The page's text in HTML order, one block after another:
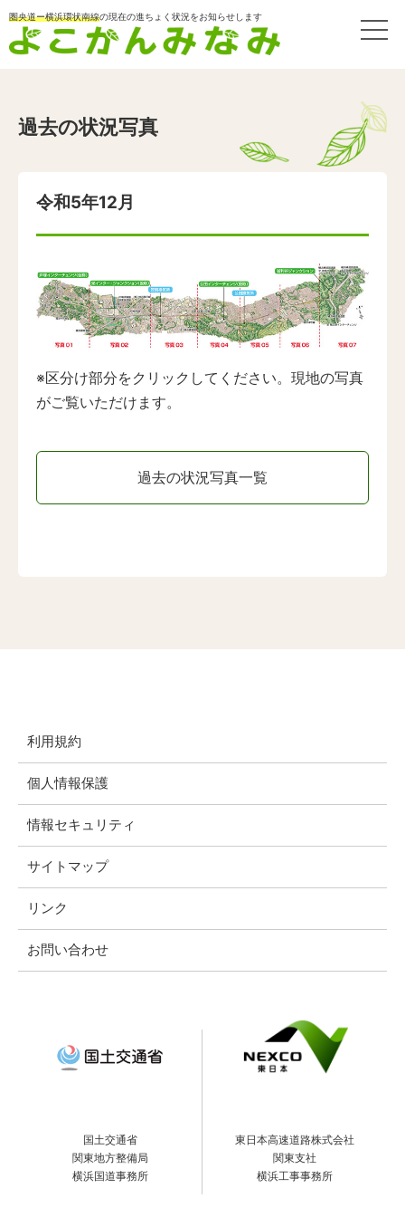
圏央道ー横浜環状南線の現在の進ちょく状況をお知らせします
過去の状況写真
令和5年12月
※区分け部分をクリックしてください。現地の写真
がご覧いただけます。
過去の状況写真一覧
利用規約
個人情報保護
情報セキュリティ
サイトマップ
リンク
お問い合わせ
国土交通省
関東地方整備局
横浜国道事務所
東日本高速道路株式会社
関東支社
横浜工事事務所